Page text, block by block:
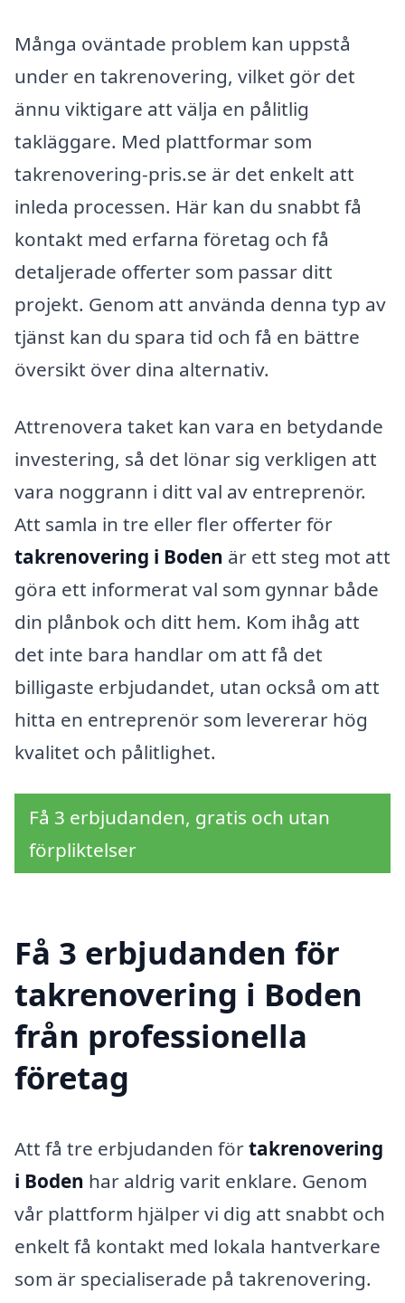
Många oväntade problem kan uppstå
under en takrenovering, vilket gör det
ännu viktigare att välja en pålitlig
takläggare. Med plattformar som
takrenovering-pris.se är det enkelt att
inleda processen. Här kan du snabbt få
kontakt med erfarna företag och få
detaljerade offerter som passar ditt
projekt. Genom att använda denna typ av
tjänst kan du spara tid och få en bättre
översikt över dina alternativ.
Attrenovera taket kan vara en betydande
investering, så det lönar sig verkligen att
vara noggrann i ditt val av entreprenör.
Att samla in tre eller fler offerter för
takrenovering i Boden är ett steg mot att
göra ett informerat val som gynnar både
din plånbok och ditt hem. Kom ihåg att
det inte bara handlar om att få det
billigaste erbjudandet, utan också om att
hitta en entreprenör som levererar hög
kvalitet och pålitlighet.
Få 3 erbjudanden, gratis och utan
förpliktelser
Få 3 erbjudanden för
takrenovering i Boden
från professionella
företag
Att få tre erbjudanden förtakrenovering
i Boden har aldrig varit enklare. Genom
vår plattform hjälper vi dig att snabbt och
enkelt få kontakt med lokala hantverkare
som är specialiserade på takrenovering.